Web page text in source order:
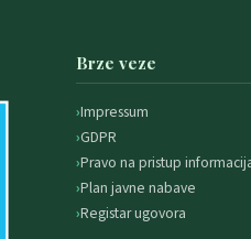
Brze veze
Impressum
GDPR
Pravo na pristup
Plan javne nabave
Registar ugovora